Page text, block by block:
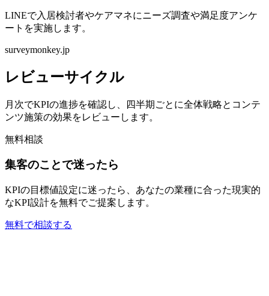
LINEで入居検討者やケアマネにニーズ調査や満足度アンケ
ートを実施します。
surveymonkey.jp
レビューサイクル
月次でKPIの進捗を確認し、四半期ごとに全体戦略とコンテ
ンツ施策の効果をレビューします。
無料相談
集客のことで迷ったら
KPIの目標値設定に迷ったら、あなたの業種に合った現実的
なKPI設計を無料でご提案します。
無料で相談する